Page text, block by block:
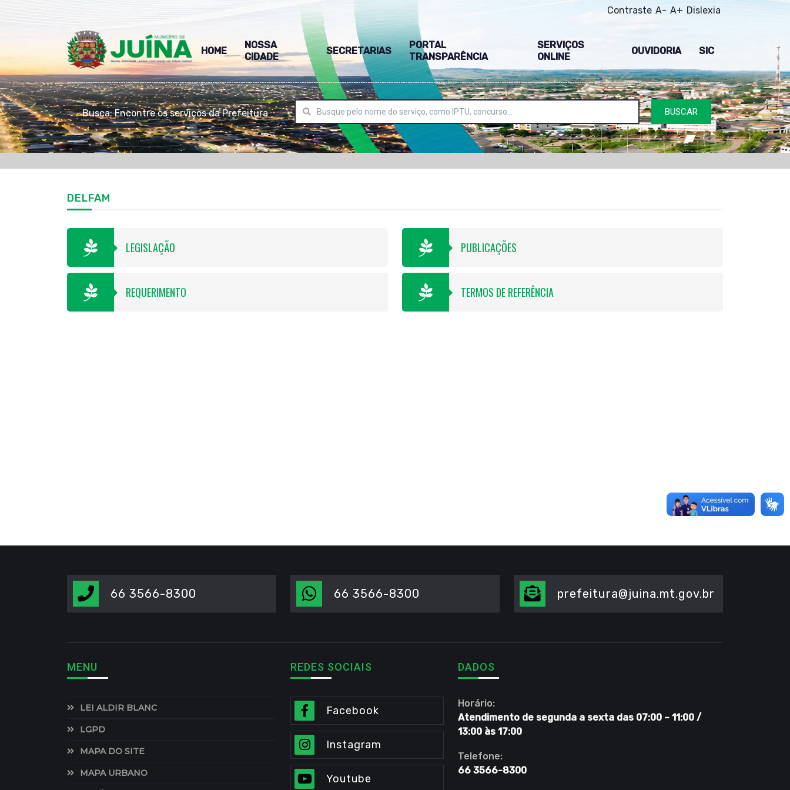
Contraste A- A+ Dislexia
HOME
NOSSA
CIDADE
SECRETARIAS
PORTAL
TRANSPARÊNCIA
SERVIÇOS
ONLINE
OUVIDORIA SIC
Busca: Encontre os serviços da Prefeitura BUSCAR
DELFAM
LEGISLAÇÃO PUBLICAÇÕES
REQUERIMENTO TERMOS DE REFERÊNCIA
66 3566-8300 66 3566-8300 prefeitura@juina.mt.gov.br
MENU
LEI ALDIR BLANC
LGPD
MAPA DO SITE
MAPA URBANO
REDES SOCIAIS
Facebook
Instagram
Youtube
DADOS
Horário:
Atendimento de segunda a sexta das 07:00 – 11:00 /
13:00 às 17:00
Telefone:
66 3566-8300